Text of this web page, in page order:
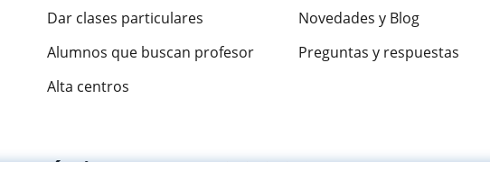
Dar clases particulares
Alumnos que buscan profesor
Alta centros
Novedades y Blog
Preguntas y respuestas
Fantástica 9,5/10 ★★★★★